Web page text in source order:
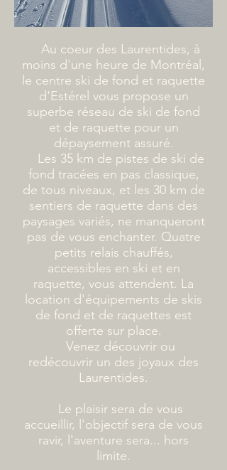
Au coeur des Laurentides, à
moins d'une heure de Montréal,
le centre ski de fond et raquette
d'Estérel vous propose un
superbe réseau de ski de fond
et de raquette pour un
dépaysement assuré.
Les 35 km de pistes de ski de
fond tracées en pas classique,
de tous niveaux, et les 30 km de
sentiers de raquette dans des
paysages variés, ne manqueront
pas de vous enchanter. Quatre
petits relais chauffés,
accessibles en ski et en
raquette, vous attendent. La
location d'équipements de skis
de fond et de raquettes est
offerte sur place.
Venez découvrir ou
redécouvrir un des joyaux des
Laurentides.
Le plaisir sera de vous
accueillir, l'objectif sera de vous
ravir, l'aventure sera... hors
limite.